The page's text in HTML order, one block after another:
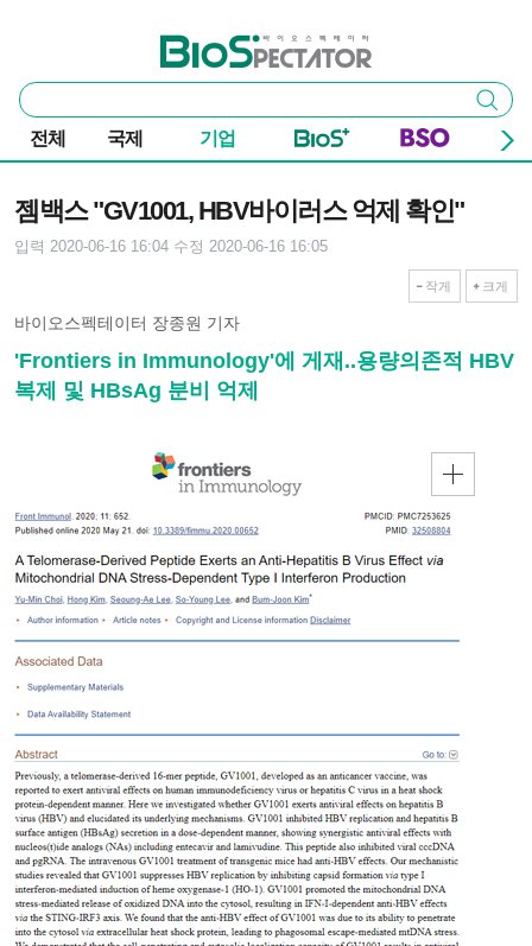
바이오스펙테이터
통
합
검
색
검색
전체 국제 기업
젬백스 "GV1001, HBV바이러스 억제 확인"
입력 2020-06-16 16:04 수정 2020-06-16 16:05
작게 크게
바이오스펙테이터 장종원 기자
'Frontiers in Immunology'에 게재..용량의존적 HBV
복제 및 HBsAg 분비 억제